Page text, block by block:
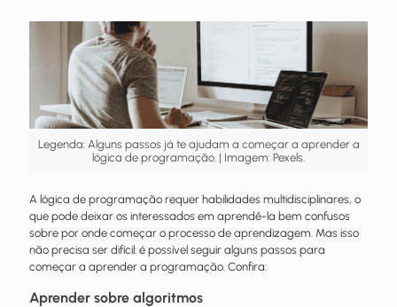
Legenda: Alguns passos já te ajudam a começar a aprender a
lógica de programação. | Imagem: Pexels.
A lógica de programação requer habilidades multidisciplinares, o
que pode deixar os interessados em aprendê-la bem confusos
sobre por onde começar o processo de aprendizagem. Mas isso
não precisa ser difícil: é possível seguir alguns passos para
começar a aprender a programação. Confira:
Aprender sobre algoritmos